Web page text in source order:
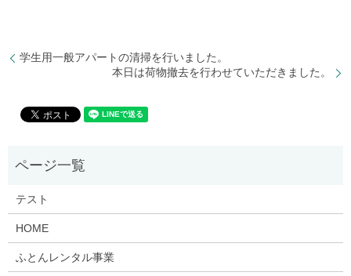
学生用一般アパートの清掃を行いました。
本日は荷物撤去を行わせていただきました。
テスト
HOME
ふとんレンタル事業